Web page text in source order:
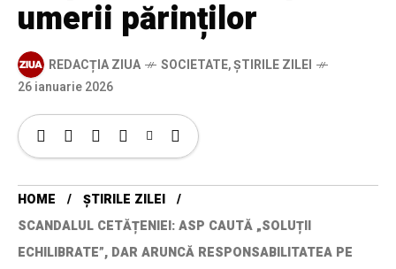
umerii părinților
REDACȚIA ZIUA SOCIETATE,ȘTIRILE ZILEI
26 ianuarie 2026
HOME
ȘTIRILE ZILEI
SCANDALUL CETĂȚENIEI: ASP CAUTĂ „SOLUȚII
ECHILIBRATE”, DAR ARUNCĂ RESPONSABILITATEA PE